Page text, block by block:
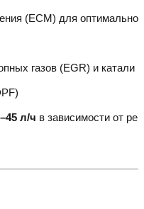
(ECM) для оптимально
газов (EGR) и катали
л/ч в зависимости от ре